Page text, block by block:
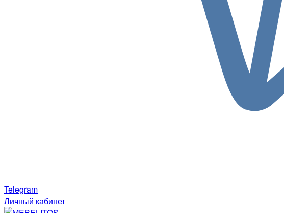
Telegram
Личный кабинет